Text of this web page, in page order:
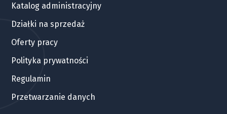
Katalog administracyjny
Działki na sprzedaż
Oferty pracy
Polityka prywatności
Regulamin
Przetwarzanie danych